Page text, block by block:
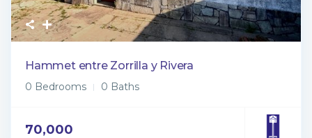
Hammet entre Zorrilla y Rivera
0 Bedrooms 0 Baths
70,000